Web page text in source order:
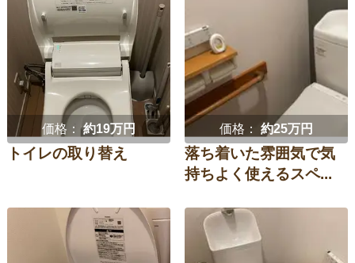
価格：約19万円
トイレの取り替え
価格： 約25万円
落ち着いた雰囲気で気
持ちよく使えるスペ...